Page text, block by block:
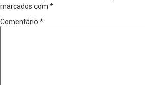
marcados com *
Comentário *